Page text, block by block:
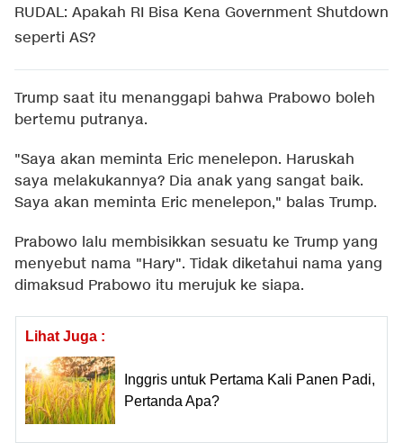
RUDAL: Apakah RI Bisa Kena Government Shutdown
seperti AS?
Trump saat itu menanggapi bahwa Prabowo boleh
bertemu putranya.
"Saya akan meminta Eric menelepon. Haruskah
saya melakukannya? Dia anak yang sangat baik.
Saya akan meminta Eric menelepon," balas Trump.
Prabowo lalu membisikkan sesuatu ke Trump yang
menyebut nama "Hary". Tidak diketahui nama yang
dimaksud Prabowo itu merujuk ke siapa.
Lihat Juga :
Inggris untuk Pertama Kali Panen Padi,
Pertanda Apa?